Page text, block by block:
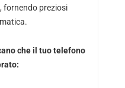
fornendo preziosi
che il tuo telefono